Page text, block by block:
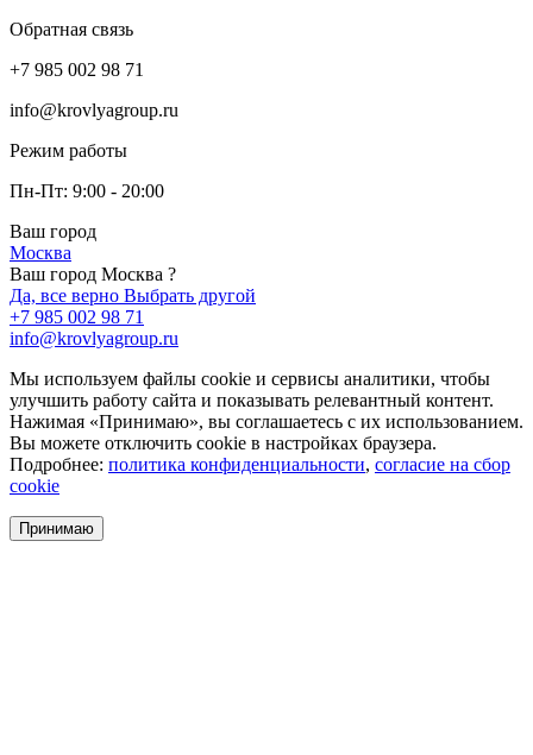
Обратная связь
+7 985 002 98 71
info@krovlyagroup.ru
Режим работы
Пн-Пт: 9:00 - 20:00
Ваш город
Москва
Ваш город Москва ?
Да, все верно Выбрать другой
+7 985 002 98 71
info@krovlyagroup.ru
Мы используем файлы cookie и сервисы аналитики, чтобы
улучшить работу сайта и показывать релевантный контент.
Нажимая «Принимаю», вы соглашаетесь с их использованием.
Вы можете отключить cookie в настройках браузера.
Подробнее: политика конфиденциальности, согласие на сбор
cookie
Принимаю